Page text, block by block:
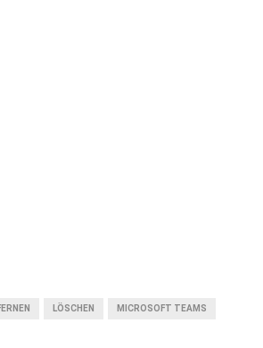
LÖSCHEN MICROSOFT TEAMS